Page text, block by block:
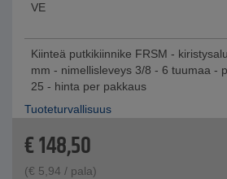
VE
Kiinteä putkikiinnike FRSM -
mm - nimellisleveys 3/8 - 6 tuumaa -
25 - hinta per pakkaus
Tuoteturvallisuus
€148,50
(€ 5,94 / pala)